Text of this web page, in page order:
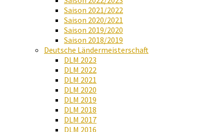
Saison 2021/2022
Saison 2020/2021
Saison 2019/2020
Saison 2018/2019
Deutsche Ländermeisterschaft
DLM 2023
DLM 2022
DLM 2021
DLM 2020
DLM 2019
DLM 2018
DLM 2017
DLM 2016